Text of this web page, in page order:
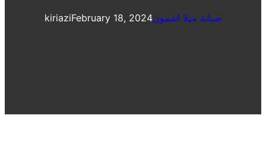
kiriaziFebruary 18, 2024صيانة ميلا اشمون